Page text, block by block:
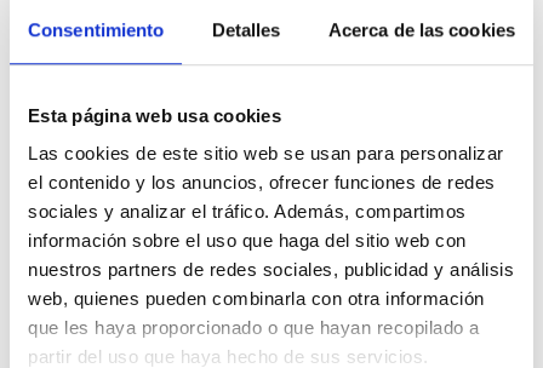
Consentimiento Detalles Acerca de las cookies
Esta página web usa cookies
Las cookies de este sitio web se usan para personalizar
el contenido y los anuncios, ofrecer funciones de redes
sociales y analizar el tráfico. Además, compartimos
información sobre el uso que haga del sitio web con
nuestros partners de redes sociales, publicidad y análisis
web, quienes pueden combinarla con otra información
que les haya proporcionado o que hayan recopilado a
partir del uso que haya hecho de sus servicios.
6. El modelo a seguir en cada aplicación puede
perder de vista la idea central. Podrías decir, por
ejemplo:
No puedo ser culpable porque soy un Hijo
de Dios.
Ya he sido perdonado.